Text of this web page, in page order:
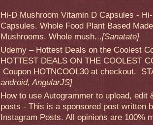
Hi-D Mushroom Vitamin D Capsules -
Capsules. Whole Food Plant Based
Mushrooms. Whole mush...[Sanatate]
Udemy – Hottest Deals on the Coolest
HOTTEST DEALS ON THE COOLEST
Coupon HOTNCOOL30 at checkout.
android, AngularJS]
How to use Autogrammer to upload, edit
posts - This is a sponsored post written
Instagram Posts. All opinions are 100%